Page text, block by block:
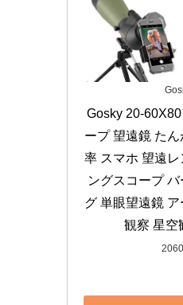
Gosky 20-
ープ 望遠鏡 た
率 スマホ 望遠レ
ングスコープ
グ 単眼望遠鏡
観察 星空